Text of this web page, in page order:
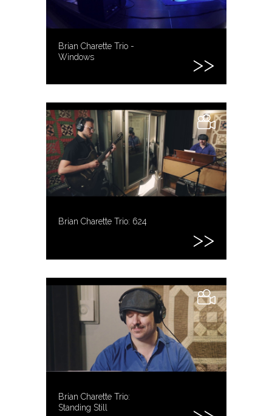
Brian Charette Trio -
Windows
Brian Charette Trio: 624
Brian Charette Trio:
Standing Still